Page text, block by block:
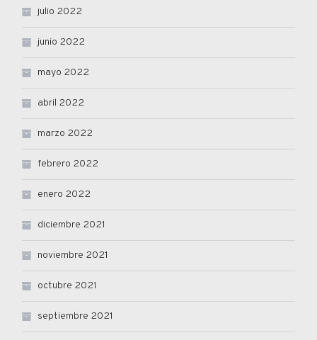
julio 2022
junio 2022
mayo 2022
abril 2022
marzo 2022
febrero 2022
enero 2022
diciembre 2021
noviembre 2021
octubre 2021
septiembre 2021